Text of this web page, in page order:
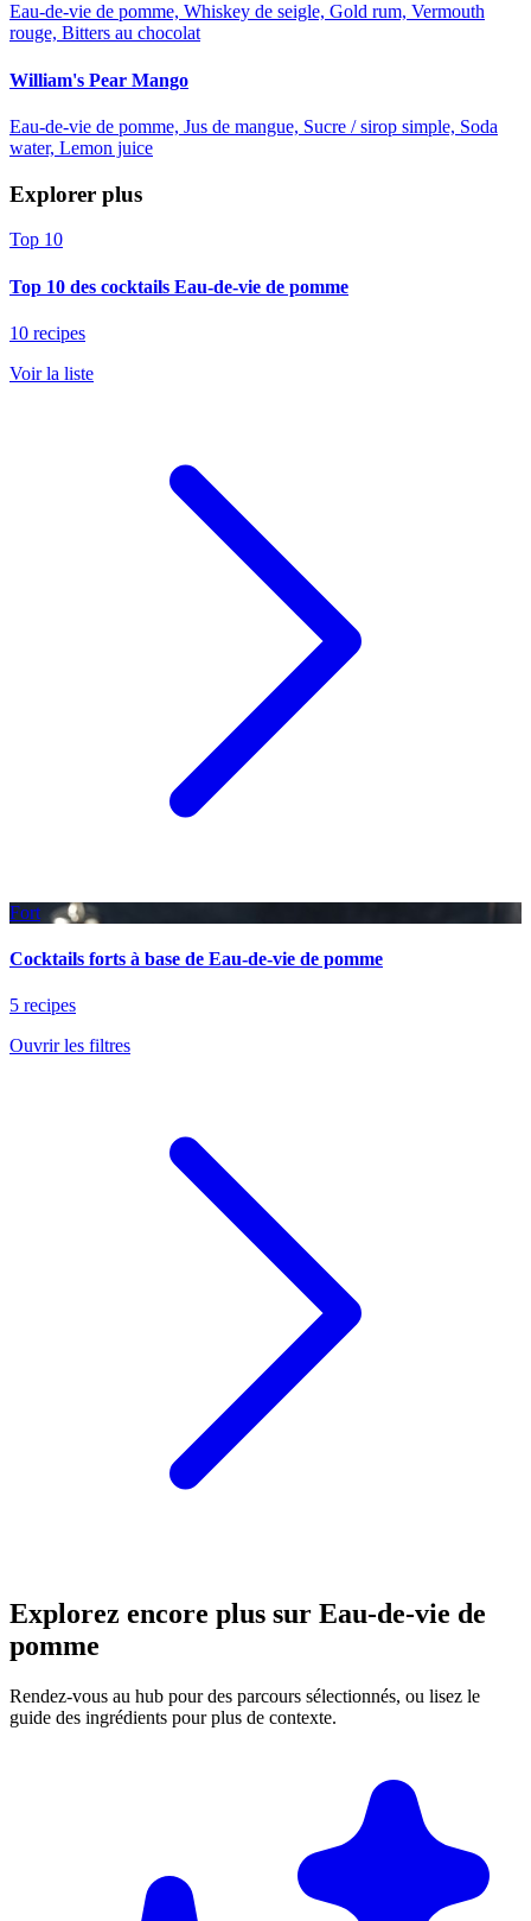
Eau-de-vie de pomme, Whiskey de seigle, Gold rum, Vermouth
rouge, Bitters au chocolat
William's Pear Mango
Eau-de-vie de pomme, Jus de mangue, Sucre / sirop simple, Soda
water, Lemon juice
Explorer plus
Top 10
Top 10 des cocktails Eau-de-vie de pomme
10 recipes
Voir la liste
Fort
Cocktails forts à base de Eau-de-vie de pomme
5 recipes
Ouvrir les filtres
Explorez encore plus sur Eau-de-vie de
pomme
Rendez-vous au hub pour des parcours sélectionnés, ou lisez le
guide des ingrédients pour plus de contexte.